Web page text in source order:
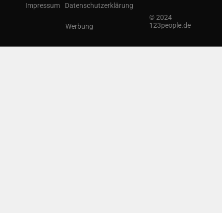
© 2024
123people.de
Impressum Datenschutzerklärung
Werbung